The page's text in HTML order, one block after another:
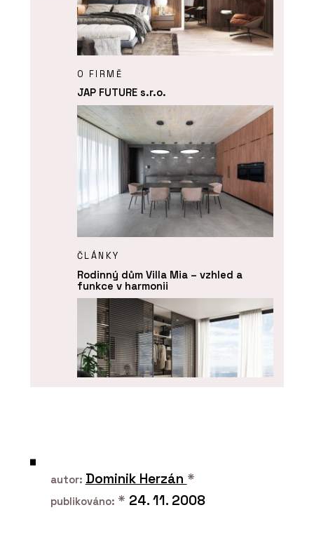
O FIRMĚ
JAP FUTURE s.r.o.
ČLÁNKY
Rodinný dům Villa Mia – vzhled a
funkce v harmonii
autor: Dominik Herzán *
publikováno: * 24. 11. 2008